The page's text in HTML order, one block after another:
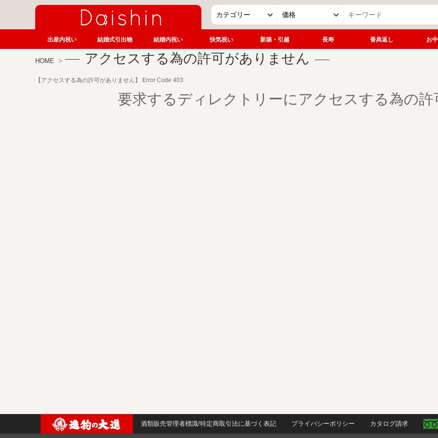
出産内祝い 結婚式引出物 結婚内祝い 快気祝い 新築・引越 長寿 香典返し お
HOME アクセスする為の許可がありません
【アクセスする為の許可がありません】 Error Code 403
要求するディレクトリーにアクセスする為の
酒類販売管理者標識/特定商取引法に基づく表記 プライバシーポリシー カタログ請求